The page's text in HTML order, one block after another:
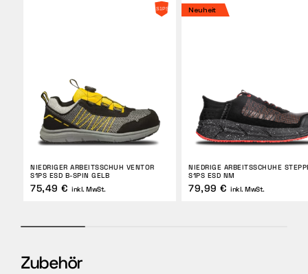
NIEDRIGER ARBEITSSCHUH VENTOR
S1PS ESD B-SPIN GELB
75,49 € inkl. MwSt.
Neuheit
NIEDRIGE ARBEITSSCHUHE
S1PS ESD NM
79,99 € inkl. MwSt.
Zubehör